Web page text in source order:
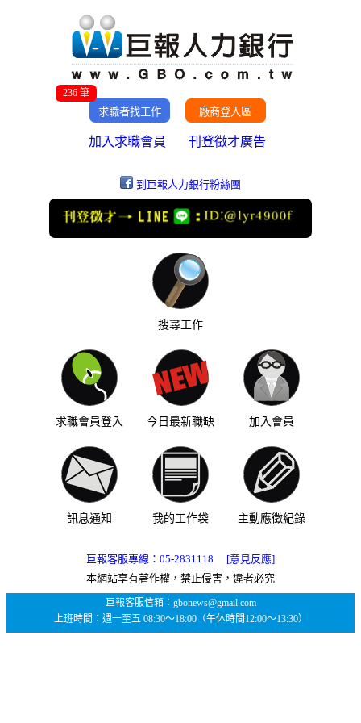
236 筆
加入求職會員 刊登徵才廣告
到巨報人力銀行粉絲團
搜尋工作
求職會員登入 今日最新職缺 加入會員
訊息通知 我的工作袋 主動應徵紀錄
巨報客服專線： 05-2831118
[意見反應]
本網站享有著作權，禁止侵害，違者必究
巨報客服信箱：gbonews@gmail.com
上班時間：週一至五 08:30～18:00（午休時間12:00～13:30）